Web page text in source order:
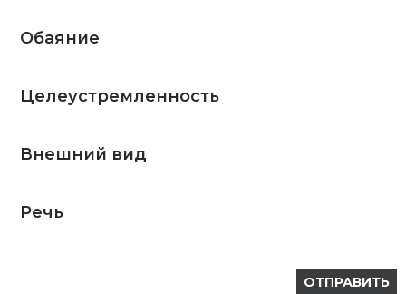
Обаяние
Целеустремленность
Внешний вид
Речь